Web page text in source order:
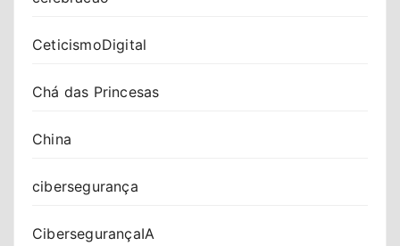
CeticismoDigital
Chá das Princesas
China
cibersegurança
CibersegurançaIA